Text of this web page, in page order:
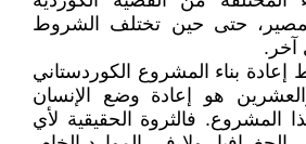
حتى حين تختلف الشروط
آخر.
بناء المشروع الكوردستاني
هو إعادة وضع الإنسان
المشروع. فالثروة الحقيقية لأي